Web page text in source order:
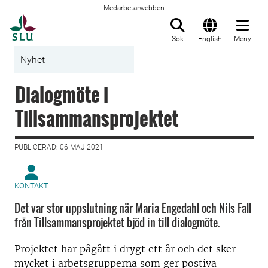
Medarbetarwebben
Sök English Meny
Nyhet
Dialogmöte i
Tillsammansprojektet
PUBLICERAD: 06 MAJ 2021
KONTAKT
Det var stor uppslutning när Maria Engedahl och Nils Fall
från Tillsammansprojektet bjöd in till dialogmöte.
Projektet har pågått i drygt ett år och det sker
mycket i arbetsgrupperna som ger postiva